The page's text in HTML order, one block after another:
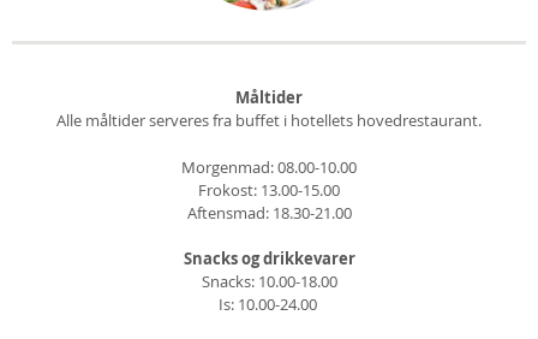
Måltider
Alle måltider serveres fra buffet i hotellets hovedrestaurant.
Morgenmad: 08.00-10.00
Frokost: 13.00-15.00
Aftensmad: 18.30-21.00
Snacks og drikkevarer
Snacks: 10.00-18.00
Is: 10.00-24.00